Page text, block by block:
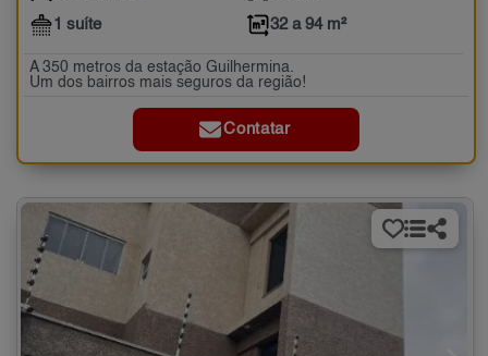
1 suíte 32 a 94 m²
A 350 metros da estação Guilhermina.
Um dos bairros mais seguros da região!
Contatar